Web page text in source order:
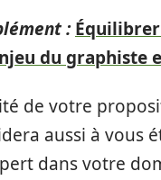
:
du graphiste
de votre
aussi à vous
dans votre